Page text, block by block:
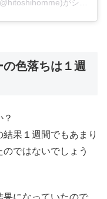
渡辺仁史_tetohair_HitoshiWatanabe(@hitoshihomme)がシェアした投稿
色落ちは１週
果１週間でもあまり
ではないでしょう